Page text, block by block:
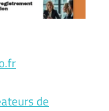
de